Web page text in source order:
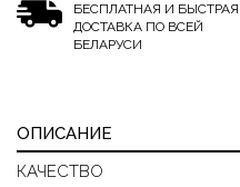
БЕСПЛАТНАЯ И БЫСТРАЯ
ДОСТАВКА ПО ВСЕЙ
БЕЛАРУСИ
ОПИСАНИЕ
КАЧЕСТВО